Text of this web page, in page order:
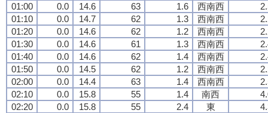
01:00
0.0 14.6 63 1.6 西南西
01:10
0.0 14.7 62 1.3 西南西
01:20
0.0 14.6 62 1.2 西南西
01:30
0.0 14.6 61 1.3 西南西
01:40
0.0 14.6 62 1.4 西南西
01:50
0.0 14.5 62 1.2 西南西
02:00
0.0 14.4 63 1.4 西南西
02:10
0.0 15.8 55 1.4 南西
02:20
0.0 15.8 55 2.4 東